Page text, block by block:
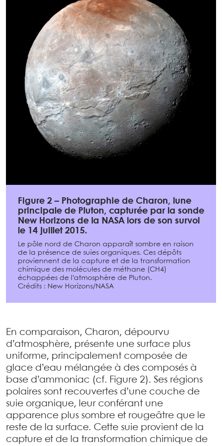
Figure 2 – Photographie de Charon, lune
principale de Pluton, capturée par la sonde
New Horizons de la NASA lors de son survol
le 14 juillet 2015.
Le pôle nord de Charon apparaît sombre en raison
de la présence de suies organiques. Ces dépôts
proviennent de la capture et de la transformation
chimique des molécules de méthane (CH4)
échappées de l’atmosphère de Pluton.
Crédits : New Horizons/NASA
En comparaison, Charon, dépourvu
d’atmosphère, présente une surface plus
uniforme, principalement composée de
glace d’eau mélangée à des composés à
base d’ammoniac (cf. Figure 2). Ses régions
polaires sont recouvertes d’une couche de
suie organique, leur conférant une
apparence plus sombre et rougeâtre que le
reste de la surface. Cette suie provient de la
capture et de la transformation chimique de